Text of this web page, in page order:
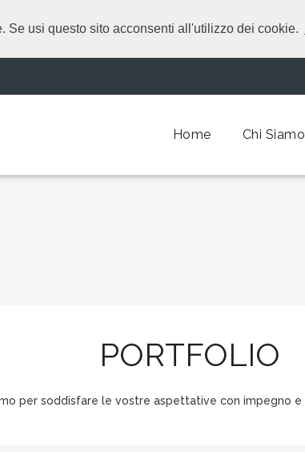
Se usi questo sito acconsenti all'utilizzo dei cookie.
Home Chi Siamo
PORTFOLIO
per soddisfare le vostre aspettative con impegno e